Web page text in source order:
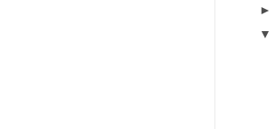
►
▼